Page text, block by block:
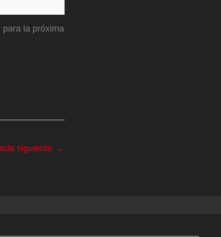
la próxima
siguiente →